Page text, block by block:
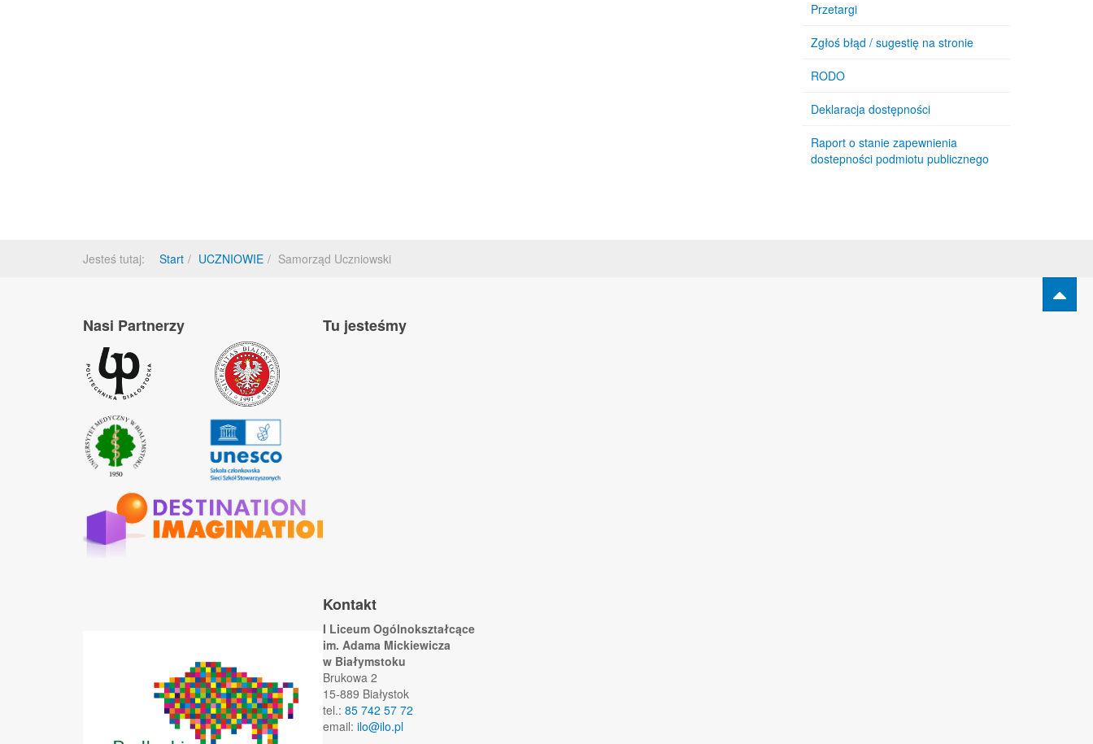
Przetargi
Zgłoś błąd / sugestię na stronie
RODO
Deklaracja dostępności
Raport o stanie zapewnienia
dostepności podmiotu publicznego
Jesteś tutaj: Start UCZNIOWIE Samorząd Uczniowski
Nasi Partnerzy Tu jesteśmy
Kontakt
I Liceum Ogólnokształcące
im. Adama Mickiewicza
w Białymstoku
Brukowa 2
15-889 Białystok
tel.: 85 742 57 72
email: ilo@ilo.pl